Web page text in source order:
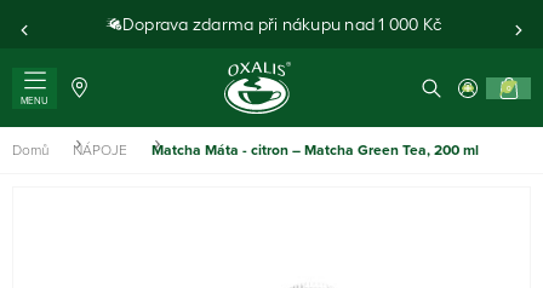
Doprava zdarma při nákupu nad 1 000 Kč
MENU
0
Domů NÁPOJE Matcha Máta - citron – Matcha Green Tea, 200 ml